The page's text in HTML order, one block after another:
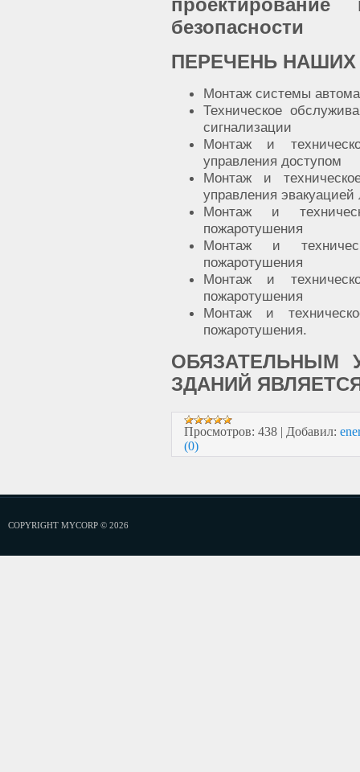
ПЕРЕЧЕНЬ НАШИХ
Монтаж системы
Техническое
сигнализации
Монтаж и
управления доступом
Монтаж и
управления
Монтаж и
пожаротушения
Монтаж и
пожаротушения
Монтаж и
пожаротушения
Монтаж и
пожаротушения.
ОБЯЗАТЕЛЬНЫМ
ЗДАНИЙ
Просмотров: 438 | Добавил:
(0)
COPYRIGHT MYCORP © 2026